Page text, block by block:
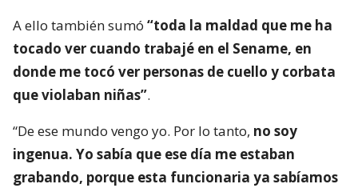
A ello también sumó “toda la maldad que me ha
tocado ver cuando trabajé en el Sename, en
donde me tocó ver personas de cuello y corbata
que violaban niñas”.
“De ese mundo vengo yo. Por lo tanto, no soy
ingenua. Yo sabía que ese día me estaban
grabando, porque esta funcionaria ya sabíamos